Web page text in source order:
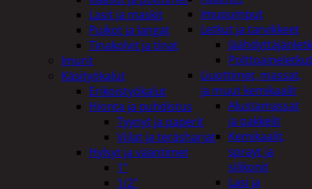
Imupumput
Letkut ja tarvikkeet
Polttoaineletkut
Liuottimet, massat,
ja muut kemikaalit
Alustamassat
ja pakkelit
Kemikaalit,
sprayt ja
silikonit
Lasi ja
Lasit ja maskit
Puikot ja langat
Tinakolvit ja tinat
Imurit
Käsityökalut
Erikoistyökalut
Hionta ja puhdistus
Tyynyt ja paperit
Viilat ja teräsharjat
Hylsyt ja vääntimet
1"
1/2"